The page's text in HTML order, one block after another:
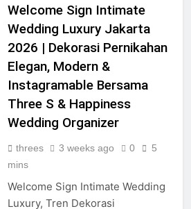
Welcome Sign Intimate
Wedding Luxury Jakarta
2026 | Dekorasi Pernikahan
Elegan, Modern &
Instagramable Bersama
Three S & Happiness
Wedding Organizer
threes
Welcome Sign Intimate Wedding